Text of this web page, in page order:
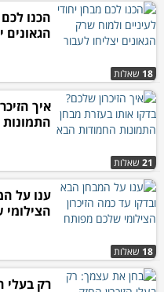
18 שאלות
הכנו
הגאונים
21 שאלות
איך
18 שאלות
ענו על
רק בעלי